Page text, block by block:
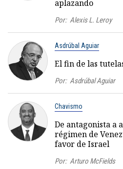
aplazando
Por: Alexis L. Leroy
Asdrúbal Aguiar
El fin de las
Por: Asdrúbal Aguiar
Chavismo
De antagonista a
régimen de
favor de Israel
Por: Arturo McFields